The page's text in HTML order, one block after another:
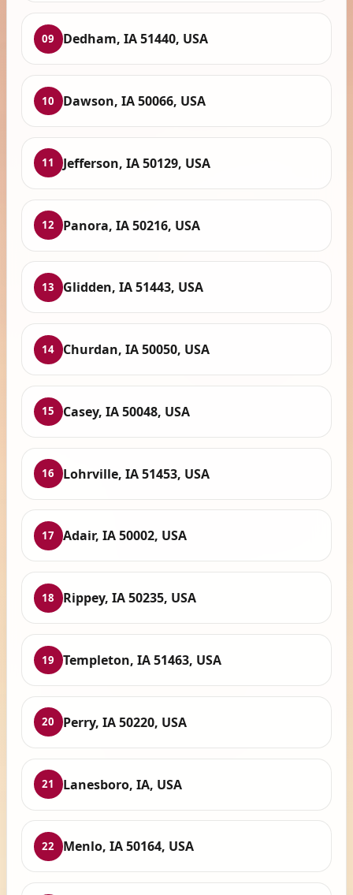
09 Dedham, IA 51440, USA
10 Dawson, IA 50066, USA
11 Jefferson, IA 50129, USA
12 Panora, IA 50216, USA
13 Glidden, IA 51443, USA
14 Churdan, IA 50050, USA
15 Casey, IA 50048, USA
16 Lohrville, IA 51453, USA
17 Adair, IA 50002, USA
18 Rippey, IA 50235, USA
19 Templeton, IA 51463, USA
20 Perry, IA 50220, USA
21 Lanesboro, IA, USA
22 Menlo, IA 50164, USA